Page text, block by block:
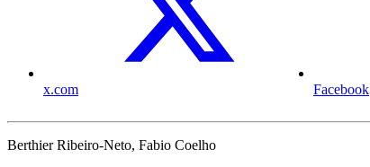
x.com Facebook
Berthier Ribeiro-Neto, Fabio Coelho